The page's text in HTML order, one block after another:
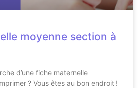
moyenne section à
d’une fiche maternelle
? Vous êtes au bon endroit !